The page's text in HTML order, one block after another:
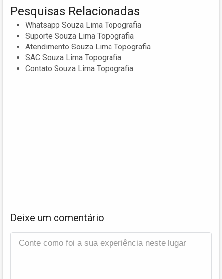
Pesquisas Relacionadas
Whatsapp Souza Lima Topografia
Suporte Souza Lima Topografia
Atendimento Souza Lima Topografia
SAC Souza Lima Topografia
Contato Souza Lima Topografia
Deixe um comentário